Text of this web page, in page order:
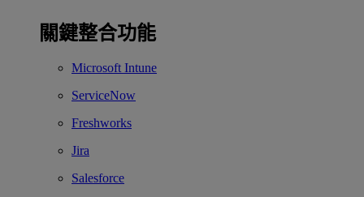
關鍵整合功能
Microsoft Intune
ServiceNow
Freshworks
Jira
Salesforce